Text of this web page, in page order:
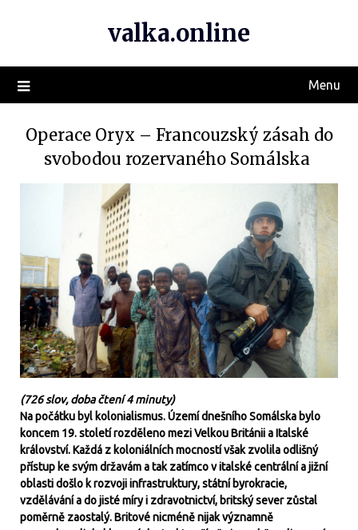
valka.online
Menu
Operace Oryx – Francouzský zásah do
svobodou rozervaného Somálska
(726 slov, doba čtení 4 minuty)
Na počátku byl kolonialismus. Území dnešního Somálska bylo
koncem 19. století rozděleno mezi Velkou Británii a Italské
království. Každá z koloniálních mocností však zvolila odlišný
přístup ke svým državám a tak zatímco v italské centrální a jižní
oblasti došlo k rozvoji infrastruktury, státní byrokracie,
vzdělávání a do jisté míry i zdravotnictví, britský sever zůstal
poměrně zaostalý. Britové nicméně nijak významně